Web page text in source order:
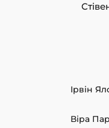
Ірвін
Віра